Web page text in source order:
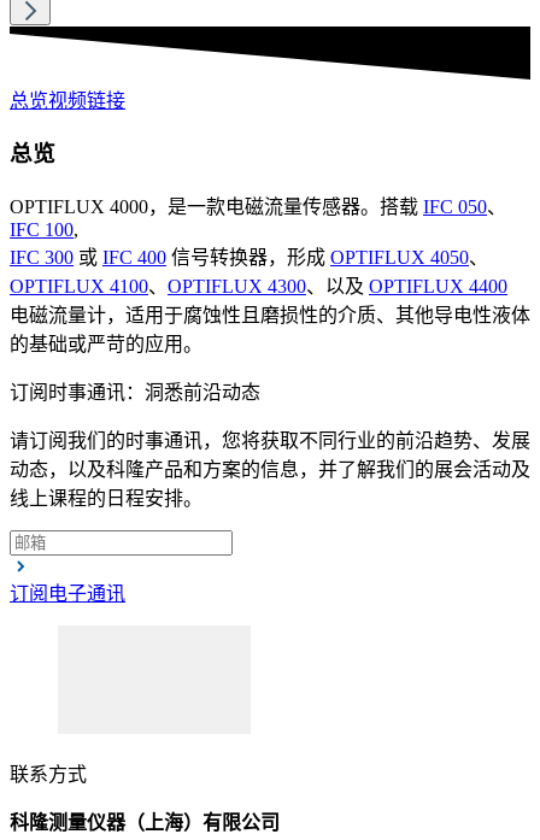
总览视频链接
总览
OPTIFLUX 4000，是一款电磁流量传感器。搭载 IFC 050、
IFC 100,
IFC 300 或 IFC 400 信号转换器，形成 OPTIFLUX 4050、
OPTIFLUX 4100、 OPTIFLUX 4300、以及 OPTIFLUX 4400
电磁流量计，适用于腐蚀性且磨损性的介质、其他导电性液体
的基础或严苛的应用。
订阅时事通讯：洞悉前沿动态
请订阅我们的时事通讯，您将获取不同行业的前沿趋势、发展
动态，以及科隆产品和方案的信息，并了解我们的展会活动及
线上课程的日程安排。
订阅电子通讯
联系方式
科隆测量仪器（上海）有限公司